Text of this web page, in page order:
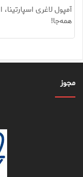
آمپول لاغری اسپارتینا،
همه‌جا!
مجوز